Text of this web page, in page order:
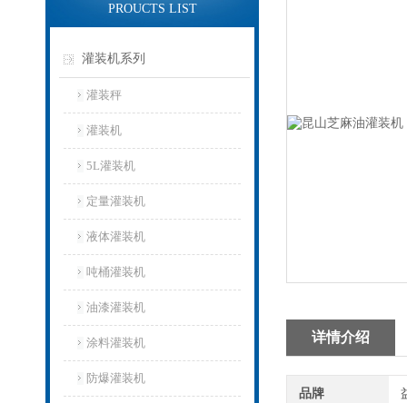
PROUCTS LIST
灌装机系列
灌装秤
灌装机
5L灌装机
定量灌装机
液体灌装机
吨桶灌装机
油漆灌装机
涂料灌装机
防爆灌装机
详情介绍
品牌